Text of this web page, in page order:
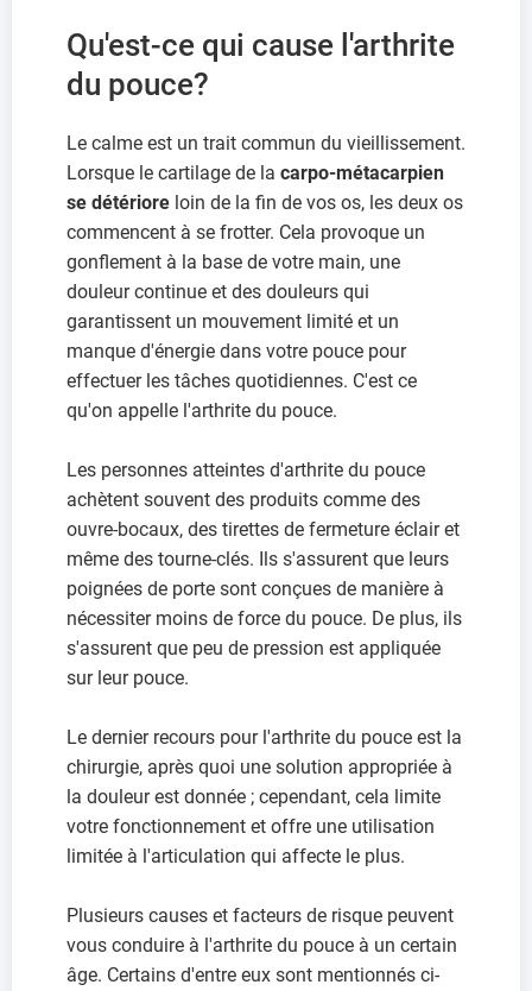
Qu'est-ce qui cause l'arthrite
du pouce?
Le calme est un trait commun du vieillissement.
Lorsque le cartilage de la carpo-métacarpien
se détériore loin de la fin de vos os, les deux os
commencent à se frotter. Cela provoque un
gonflement à la base de votre main, une
douleur continue et des douleurs qui
garantissent un mouvement limité et un
manque d'énergie dans votre pouce pour
effectuer les tâches quotidiennes. C'est ce
qu'on appelle l'arthrite du pouce.
Les personnes atteintes d'arthrite du pouce
achètent souvent des produits comme des
ouvre-bocaux, des tirettes de fermeture éclair et
même des tourne-clés. Ils s'assurent que leurs
poignées de porte sont conçues de manière à
nécessiter moins de force du pouce. De plus, ils
s'assurent que peu de pression est appliquée
sur leur pouce.
Le dernier recours pour l'arthrite du pouce est la
chirurgie, après quoi une solution appropriée à
la douleur est donnée ; cependant, cela limite
votre fonctionnement et offre une utilisation
limitée à l'articulation qui affecte le plus.
Plusieurs causes et facteurs de risque peuvent
vous conduire à l'arthrite du pouce à un certain
âge. Certains d'entre eux sont mentionnés ci-